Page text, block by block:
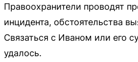
Правоохранители проводят
инцидента, обстоятельства
Связаться с Иваном или его
удалось.